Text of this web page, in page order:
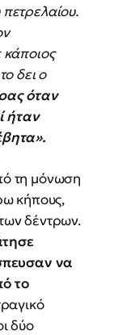
κάποιος
δει ο
όταν
ήταν
τη μόνωση
κήπους,
δέντρων.
να
το
δύο